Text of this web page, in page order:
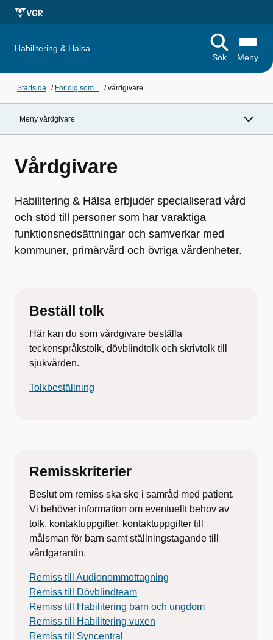
Habilitering & Hälsa
Sök
Meny
Startsida / För dig som... /vårdgivare
Meny vårdgivare
Vårdgivare
Habilitering & Hälsa erbjuder specialiserad vård
och stöd till personer som har varaktiga
funktionsnedsättningar och samverkar med
kommuner, primärvård och övriga vårdenheter.
Beställ tolk
Här kan du som vårdgivare beställa
teckenspråkstolk, dövblindtolk och skrivtolk till
sjukvården.
Tolkbeställning
Remisskriterier
Beslut om remiss ska ske i samråd med patient.
Vi behöver information om eventuellt behov av
tolk, kontaktuppgifter, kontaktuppgifter till
målsman för barn samt ställningstagande till
vårdgarantin.
Remiss till Audionommottagning
Remiss till Dövblindteam
Remiss till Habilitering barn och ungdom
Remiss till Habilitering vuxen
Remiss till Syncentral